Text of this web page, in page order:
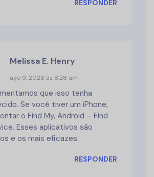
RESPONDER
Melissa E. Henry
ago 9, 2026 às 8:28 am
que isso tenha
Se você tiver um iPhone,
o Find My, Android – Find
Esses aplicativos são
e os mais eficazes.
RESPONDER